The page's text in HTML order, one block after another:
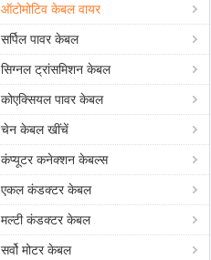
ऑटोमोटिव केबल वायर
सर्पिल पावर केबल
सिग्नल ट्रांसमिशन केबल
कोएक्सियल पावर केबल
चेन केबल खींचें
कंप्यूटर कनेक्शन केबल्स
एकल कंडक्टर केबल
मल्टी कंडक्टर केबल
सर्वो मोटर केबल